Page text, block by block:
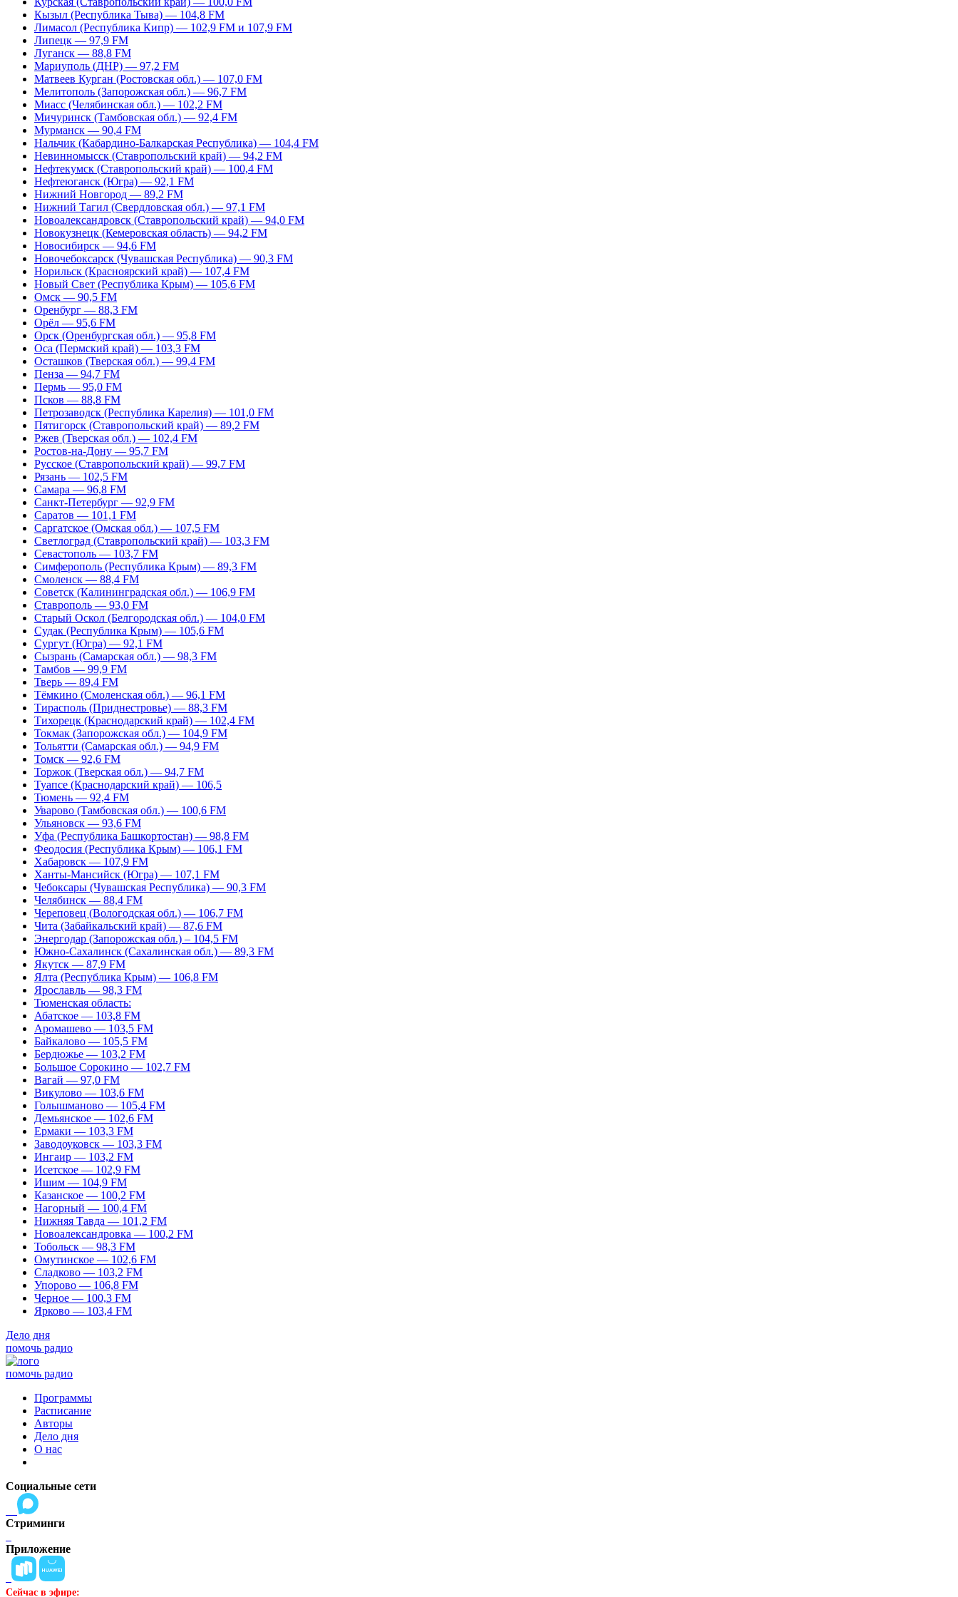
Кызыл (Республика Тыва) — 104,8 FM
Лимасол (Республика Кипр) — 102,9 FM и 107,9 FM
Липецк — 97,9 FM
Луганск — 88,8 FM
Мариуполь (ДНР) — 97,2 FM
Матвеев Курган (Ростовская обл.) — 107,0 FM
Мелитополь (Запорожская обл.) — 96,7 FM
Миасс (Челябинская обл.) — 102,2 FM
Мичуринск (Тамбовская обл.) — 92,4 FM
Мурманск — 90,4 FM
Нальчик (Кабардино-Балкарская Республика) — 104,4 FM
Невинномысск (Ставропольский край) — 94,2 FM
Нефтекумск (Ставропольский край) — 100,4 FM
Нефтеюганск (Югра) — 92,1 FM
Нижний Новгород — 89,2 FM
Нижний Тагил (Свердловская обл.) — 97,1 FM
Новоалександровск (Ставропольский край) — 94,0 FM
Новокузнецк (Кемеровская область) — 94,2 FM
Новосибирск — 94,6 FM
Новочебоксарск (Чувашская Республика) — 90,3 FM
Норильск (Красноярский край) — 107,4 FM
Новый Свет (Республика Крым) — 105,6 FM
Омск — 90,5 FM
Оренбург — 88,3 FM
Орёл — 95,6 FM
Орск (Оренбургская обл.) — 95,8 FM
Оса (Пермский край) — 103,3 FM
Осташков (Тверская обл.) — 99,4 FM
Пенза — 94,7 FM
Пермь — 95,0 FM
Псков — 88,8 FM
Петрозаводск (Республика Карелия) — 101,0 FM
Пятигорск (Ставропольский край) — 89,2 FM
Ржев (Тверская обл.) — 102,4 FM
Ростов-на-Дону — 95,7 FM
Русское (Ставропольский край) — 99,7 FM
Рязань — 102,5 FM
Самара — 96,8 FM
Санкт-Петербург — 92,9 FM
Саратов — 101,1 FM
Саргатское (Омская обл.) — 107,5 FM
Светлоград (Ставропольский край) — 103,3 FM
Севастополь — 103,7 FM
Симферополь (Республика Крым) — 89,3 FM
Смоленск — 88,4 FM
Советск (Калининградская обл.) — 106,9 FM
Ставрополь — 93,0 FM
Старый Оскол (Белгородская обл.) — 104,0 FM
Судак (Республика Крым) — 105,6 FM
Сургут (Югра) — 92,1 FM
Сызрань (Самарская обл.) — 98,3 FM
Тамбов — 99,9 FM
Тверь — 89,4 FM
Тёмкино (Смоленская обл.) — 96,1 FM
Тирасполь (Приднестровье) — 88,3 FM
Тихорецк (Краснодарский край) — 102,4 FM
Токмак (Запорожская обл.) — 104,9 FM
Тольятти (Самарская обл.) — 94,9 FM
Томск — 92,6 FM
Торжок (Тверская обл.) — 94,7 FM
Туапсе (Краснодарский край) — 106,5
Тюмень — 92,4 FM
Уварово (Тамбовская обл.) — 100,6 FM
Ульяновск — 93,6 FM
Уфа (Республика Башкортостан) — 98,8 FM
Феодосия (Республика Крым) — 106,1 FM
Хабаровск — 107,9 FM
Ханты-Мансийск (Югра) — 107,1 FM
Чебоксары (Чувашская Республика) — 90,3 FM
Челябинск — 88,4 FM
Череповец (Вологодская обл.) — 106,7 FM
Чита (Забайкальский край) — 87,6 FM
Энергодар (Запорожская обл.) – 104,5 FM
Южно-Сахалинск (Сахалинская обл.) — 89,3 FM
Якутск — 87,9 FM
Ялта (Республика Крым) — 106,8 FM
Ярославль — 98,3 FM
Тюменская область:
Абатское — 103,8 FM
Аромашево — 103,5 FM
Байкалово — 105,5 FM
Бердюжье — 103,2 FM
Большое Сорокино — 102,7 FM
Вагай — 97,0 FM
Викулово — 103,6 FM
Голышманово — 105,4 FM
Демьянское — 102,6 FM
Ермаки — 103,3 FM
Заводоуковск — 103,3 FM
Ингаир — 103,2 FM
Исетское — 102,9 FM
Ишим — 104,9 FM
Казанское — 100,2 FM
Нагорный — 100,4 FM
Нижняя Тавда — 101,2 FM
Новоалександровка — 100,2 FM
Тобольск — 98,3 FM
Омутинское — 102,6 FM
Сладково — 103,2 FM
Упорово — 106,8 FM
Черное — 100,3 FM
Ярково — 103,4 FM
Дело дня
помочь радио
помочь радио
Программы
Расписание
Авторы
Дело дня
О нас
Социальные сети
Стриминги
Приложение
Сейчас в эфире: